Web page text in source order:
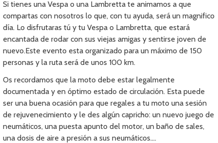
Si tienes una Vespa o una Lambretta te animamos a que
compartas con nosotros lo que, con tu ayuda, será un magnifico
día. Lo disfrutaras tú y tu Vespa o Lambretta, que estará
encantada de rodar con sus viejas amigas y sentirse joven de
nuevo.Este evento esta organizado para un máximo de 150
personas y la ruta será de unos 100 km.
Os recordamos que la moto debe estar legalmente
documentada y en óptimo estado de circulación. Esta puede
ser una buena ocasión para que regales a tu moto una sesión
de rejuvenecimiento y le des algún capricho: un nuevo juego de
neumáticos, una puesta apunto del motor, un baño de sales,
una dosis de aire a presión a sus neumáticos….